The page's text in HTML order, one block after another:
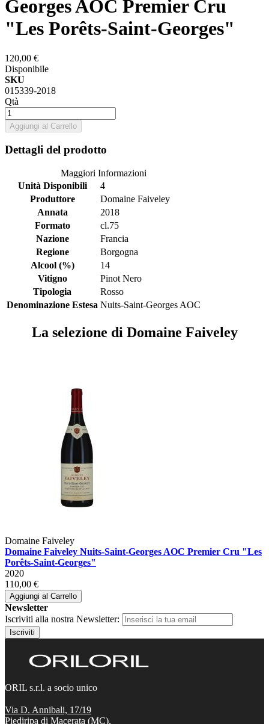
Georges AOC Premier Cru
"Les Porêts-Saint-Georges"
120,00 €
Disponibile
SKU
015339-2018
Qtà
Aggiungi al Carrello
Dettagli del prodotto
Maggiori Informazioni
Unità Disponibili
4
Produttore
Domaine Faiveley
Annata
2018
Formato
cl.75
Nazione
Francia
Regione
Borgogna
Alcool (%)
14
Vitigno
Pinot Nero
Tipologia
Rosso
Denominazione Estesa Nuits-Saint-Georges AOC
La selezione di Domaine Faiveley
Domaine Faiveley
Domaine Faiveley Nuits-Saint-Georges AOC Premier Cru "Les
Porêts-Saint-Georges"
2020
110,00 €
Aggiungi al Carrello
Newsletter
Iscriviti alla nostra Newsletter:
Iscriviti
ORIL s.r.l. a socio unico
Via D. Annibali, 17/19
Piediripa di Macerata (MC),